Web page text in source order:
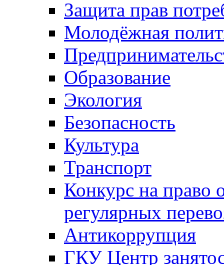
Защита прав
Молодёжная
Образование
Экология
Безопасность
Культура
Транспорт
Конкурс на право
регулярных
Антикоррупция
ГКУ Центр